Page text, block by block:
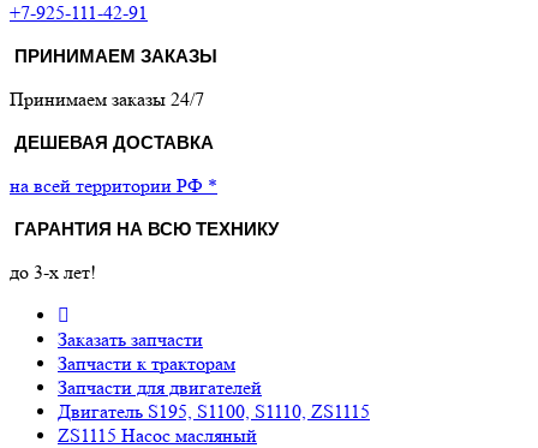
+7-925-111-42-91
ПРИНИМАЕМ ЗАКАЗЫ
Принимаем заказы 24/7
ДЕШЕВАЯ ДОСТАВКА
на всей территории РФ *
ГАРАНТИЯ НА ВСЮ ТЕХНИКУ
до 3-х лет!
Заказать запчасти
Запчасти к тракторам
Запчасти для двигателей
Двигатель S195, S1100, S1110, ZS1115
ZS1115 Насос масляный